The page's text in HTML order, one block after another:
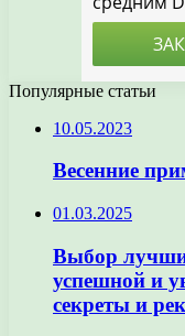
Популярные статьи
10.05.2023
Весенние
01.03.2025
Выбор
успешной и
секреты и